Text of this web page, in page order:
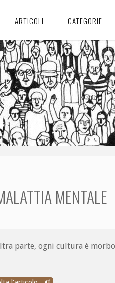
ARTICOLI CATEGORIE
MENTALE
parte, ogni cultura è